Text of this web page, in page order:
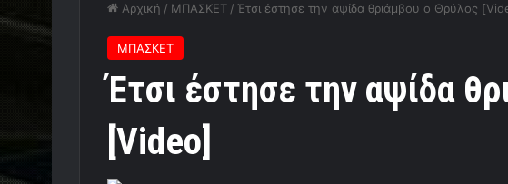
Αρχική / ΜΠΑΣΚΕΤ / Έτσι έστησε την αψίδα θριάμβου ο Θρύλος
ΜΠΑΣΚΕΤ
Έτσι έστησε την αψίδα
[Video]